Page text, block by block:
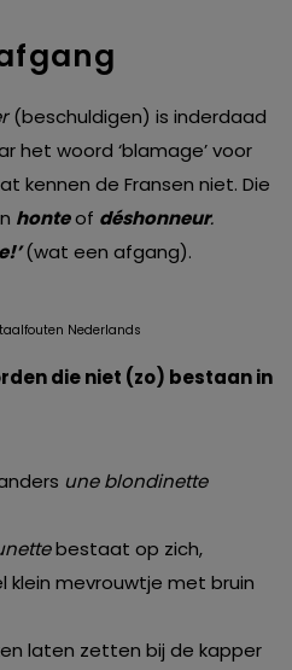
(beschuldigen) is inderdaad
het woord ‘blamage’ voor
kennen de Fransen niet. Die
honteof déshonneur.
(wat een afgang).
die niet (zo) bestaan in
une blondinette
bestaat op zich,
klein mevrouwtje met bruin
laten zetten bij de kapper